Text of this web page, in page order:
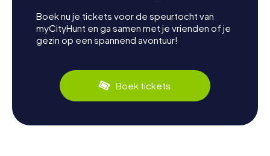
Boek nu je tickets voor de speurtocht van
myCityHunt en ga samen met je vrienden of je
gezin op een spannend avontuur!
Boek tickets